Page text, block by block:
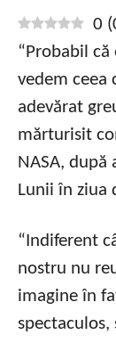
0 (
“Probabil
vedem ceea
adevărat
mărturisit
NASA,
Lunii în ziua
“Indiferent
nostru nu
imagine în
spectaculos,